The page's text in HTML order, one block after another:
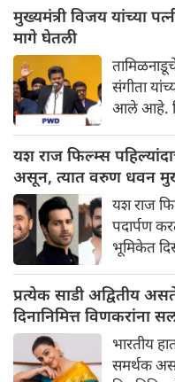
आज सकाळी
शुभेच्छा
फोटोही
मुख्यमंत्री विजय यांच्या
मागे घेतली
संगीता
आले आहे.
याचिका
यश राज फिल्म्स
असून, त्यात वरुण धवन
यश राज
पदार्पण
भूमिकेत
वर्षाच्या
असून, हा
होईल.
प्रत्येक साडी अद्वितीय
दिनानिमित्त विणकरांना
भारतीय
समर्थक